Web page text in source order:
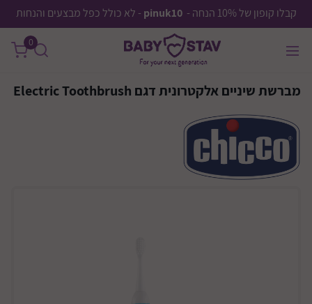
קבלו קופון של 10% הנחה - pinuk10 - לא כולל כפל מבצעים והנחות
0
מברשת שיניים אלקטרונית דגם Electric Toothbrush